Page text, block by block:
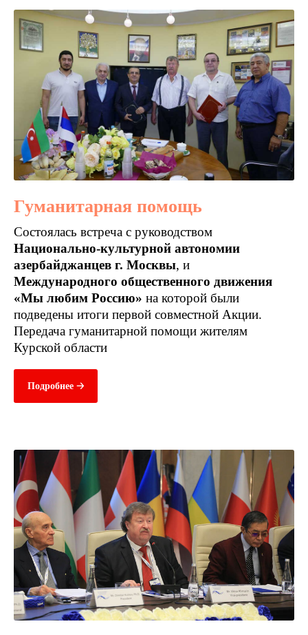
Гуманитарная помощь
Cостоялась встреча с руководством
Национально-культурной автономии
азербайджанцев г. Москвы, и
Международного общественного движения
«Мы любим Россию» на которой были
подведены итоги первой совместной Акции.
Передача гуманитарной помощи жителям
Курской области
Подробнее 🡢